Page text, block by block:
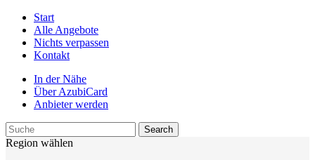
Start
Alle Angebote
Nichts verpassen
Kontakt
In der Nähe
Über AzubiCard
Anbieter werden
Region wählen